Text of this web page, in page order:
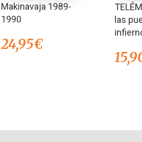
Makinavaja 1989-
1990
24,95€
las